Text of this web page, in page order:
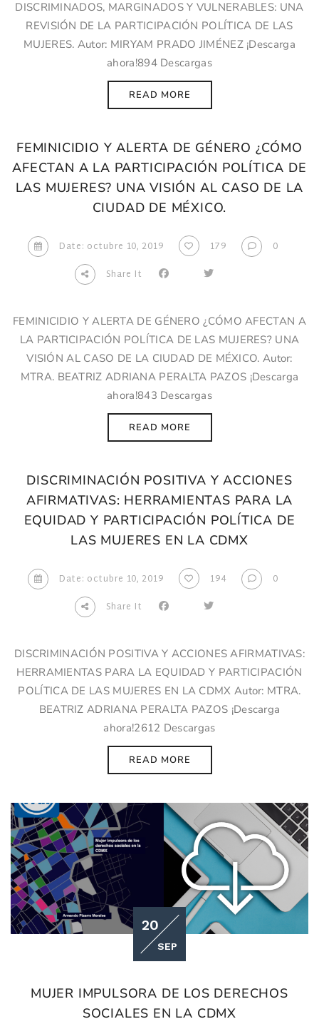
DISCRIMINADOS, MARGINADOS Y VULNERABLES: UNA
REVISIÓN DE LA PARTICIPACIÓN POLÍTICA DE LAS
MUJERES. Autor: MIRYAM PRADO JIMÉNEZ ¡Descarga
ahora!894 Descargas
READ MORE
FEMINICIDIO Y ALERTA DE GÉNERO ¿CÓMO
AFECTAN A LA PARTICIPACIÓN POLÍTICA DE
LAS MUJERES? UNA VISIÓN AL CASO DE LA
CIUDAD DE MÉXICO.
Date: octubre 10, 2019 179
0
Share It
FEMINICIDIO Y ALERTA DE GÉNERO ¿CÓMO AFECTAN A
LA PARTICIPACIÓN POLÍTICA DE LAS MUJERES? UNA
VISIÓN AL CASO DE LA CIUDAD DE MÉXICO. Autor:
MTRA. BEATRIZ ADRIANA PERALTA PAZOS ¡Descarga
ahora!843 Descargas
READ MORE
DISCRIMINACIÓN POSITIVA Y ACCIONES
AFIRMATIVAS: HERRAMIENTAS PARA LA
EQUIDAD Y PARTICIPACIÓN POLÍTICA DE
LAS MUJERES EN LA CDMX
Date: octubre 10, 2019 194
0
Share It
DISCRIMINACIÓN POSITIVA Y ACCIONES AFIRMATIVAS:
HERRAMIENTAS PARA LA EQUIDAD Y PARTICIPACIÓN
POLÍTICA DE LAS MUJERES EN LA CDMX Autor: MTRA.
BEATRIZ ADRIANA PERALTA PAZOS ¡Descarga
ahora!2612 Descargas
READ MORE
20
SEP
MUJER IMPULSORA DE LOS DERECHOS
SOCIALES EN LA CDMX